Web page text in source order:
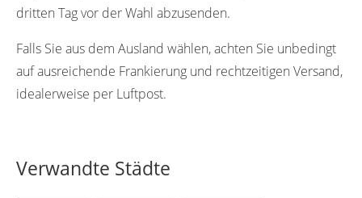
dritten Tag vor der Wahl abzusenden.
Falls Sie aus dem Ausland wählen, achten Sie unbedingt
auf ausreichende Frankierung und rechtzeitigen Versand,
idealerweise per Luftpost.
Verwandte Städte